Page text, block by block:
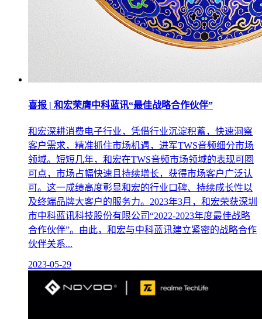
喜报 | 和宏荣膺中科蓝讯“最佳战略合作伙伴”
和宏深耕消费电子行业，凭借行业沉淀积蓄，快速洞察
客户需求，精准抓住市场机遇，进军TWS音频细分市场
领域。短短几年，和宏在TWS音频市场领域的表现可圈
可点，市场占幅快速且持续增长，获得市场客户广泛认
可。这一成绩高度彰显和宏的行业口碑、持续成长性以
及终端品牌大客户的服务力。2023年3月，和宏荣获深圳
市中科蓝讯科技股份有限公司“2022-2023年度最佳战略
合作伙伴”。由此，和宏与中科蓝讯建立紧密的战略合作
伙伴关系...
2023-05-29